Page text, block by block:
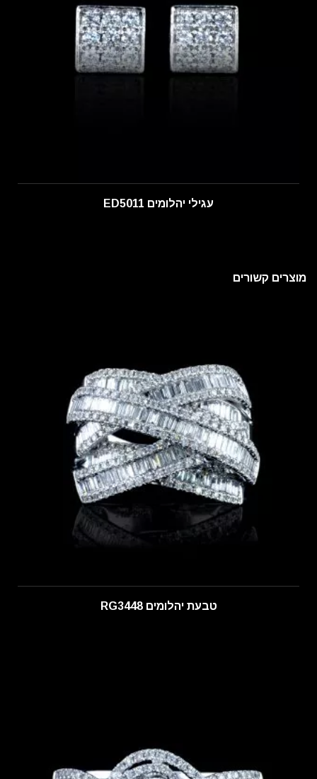
עגילי יהלומים ED5011
מוצרים קשורים
טבעת יהלומים RG3448